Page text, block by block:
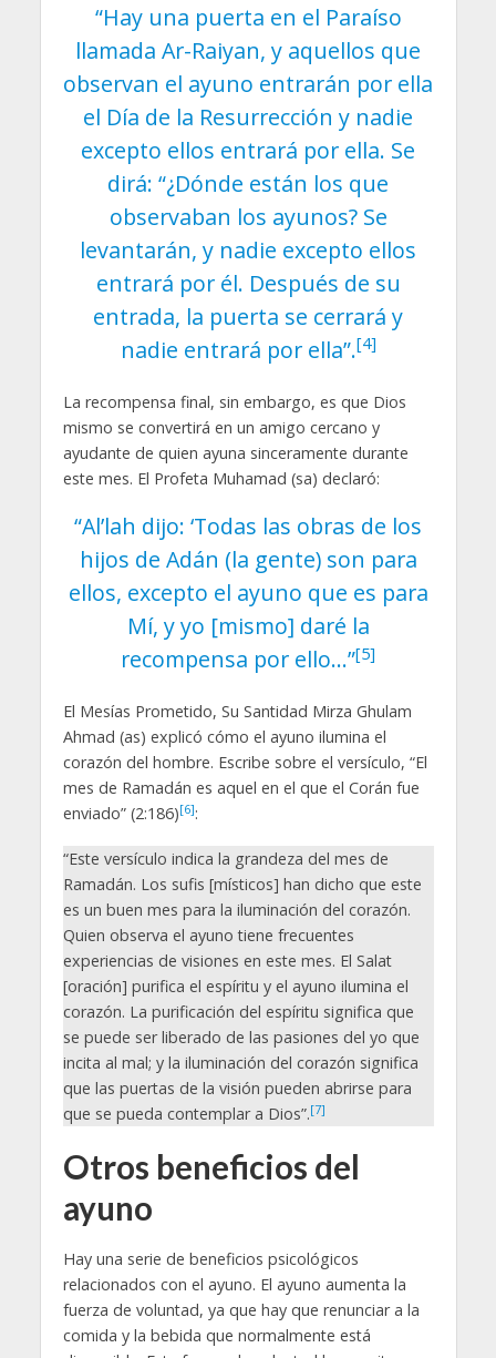
“Hay una puerta en el Paraíso
llamada Ar-Raiyan, y aquellos que
observan el ayuno entrarán por ella
el Día de la Resurrección y nadie
excepto ellos entrará por ella. Se
dirá: “¿Dónde están los que
observaban los ayunos? Se
levantarán, y nadie excepto ellos
entrará por él. Después de su
entrada, la puerta se cerrará y
nadie entrará por ella”.[4]
La recompensa final, sin embargo, es que Dios
mismo se convertirá en un amigo cercano y
ayudante de quien ayuna sinceramente durante
este mes. El Profeta Muhamad (sa) declaró:
“Al’lah dijo: ‘Todas las obras de los
hijos de Adán (la gente) son para
ellos, excepto el ayuno que es para
Mí, y yo [mismo] daré la
recompensa por ello…”[5]
El Mesías Prometido, Su Santidad Mirza Ghulam
Ahmad (as) explicó cómo el ayuno ilumina el
corazón del hombre. Escribe sobre el versículo, “El
mes de Ramadán es aquel en el que el Corán fue
enviado” (2:186)[6]:
“Este versículo indica la grandeza del mes de
Ramadán. Los sufis [místicos] han dicho que este
es un buen mes para la iluminación del corazón.
Quien observa el ayuno tiene frecuentes
experiencias de visiones en este mes. El Salat
[oración] purifica el espíritu y el ayuno ilumina el
corazón. La purificación del espíritu significa que
se puede ser liberado de las pasiones del yo que
incita al mal; y la iluminación del corazón significa
que las puertas de la visión pueden abrirse para
que se pueda contemplar a Dios”.[7]
Otros beneficios del
ayuno
Hay una serie de beneficios psicológicos
relacionados con el ayuno. El ayuno aumenta la
fuerza de voluntad, ya que hay que renunciar a la
comida y la bebida que normalmente está